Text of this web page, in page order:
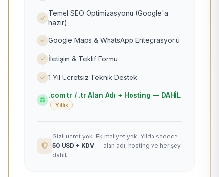
Temel SEO Optimizasyonu (Google'a
hazır)
Google Maps & WhatsApp Entegrasyonu
İletişim & Teklif Formu
1 Yıl Ücretsiz Teknik Destek
.com.tr / .tr Alan Adı + Hosting — DAHİL
Yıllık
Gizli ücret yok. Ek maliyet yok. Yılda sadece
50 USD + KDV — alan adı, hosting ve her şey
dahil.